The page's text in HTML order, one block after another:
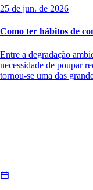
25 de jun. de 2026
Como ter hábitos de
Entre a degradação
necessidade de poupar
tornou-se uma das